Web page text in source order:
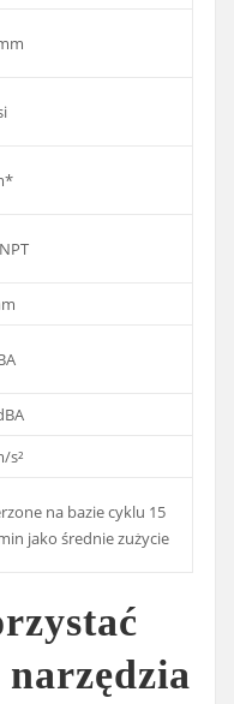
s²
na bazie cyklu 15
jako średnie zużycie
narzędzia